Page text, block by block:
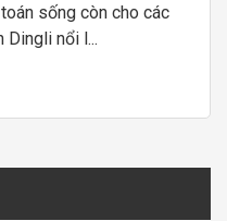
sống còn cho các
nổi l...